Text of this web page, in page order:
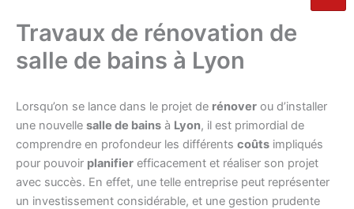
Travaux de rénovation de
salle de bains à Lyon
Lorsqu’on se lance dans le projet de rénover ou d’installer
une nouvelle salle de bains à Lyon, il est primordial de
comprendre en profondeur les différents coûts impliqués
pour pouvoir planifier efficacement et réaliser son projet
avec succès. En effet, une telle entreprise peut représenter
un investissement considérable, et une gestion prudente